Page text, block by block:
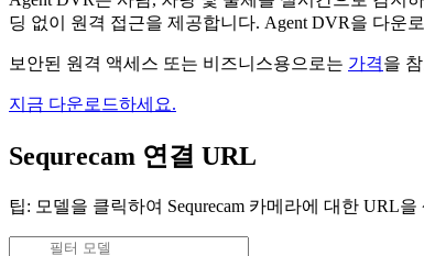
딩 없이 원격 접근을 제공합니다. Agent DVR을 다운
보안된 원격 액세스 또는 비즈니스용으로는 가격을
지금 다운로드하세요.
Sequrecam 연결 URL
팁: 모델을 클릭하여 Sequrecam 카메라에 대한 URL을